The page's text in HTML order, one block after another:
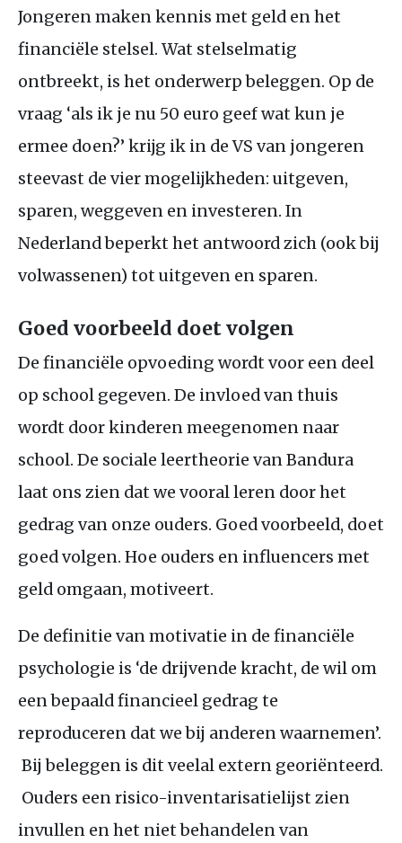
Jongeren maken kennis met geld en het
financiële stelsel. Wat stelselmatig
ontbreekt, is het onderwerp beleggen. Op de
vraag ‘als ik je nu 50 euro geef wat kun je
ermee doen?’ krijg ik in deVS van jongeren
steevast de vier mogelijkheden: uitgeven,
sparen, weggeven en investeren. In
Nederland beperkt het antwoord zich (ook bij
volwassenen) tot uitgeven en sparen.
Goed voorbeeld doet volgen
De financiële opvoeding wordt voor een deel
op school gegeven. De invloed van thuis
wordt door kinderen meegenomen naar
school. De sociale leertheorie van Bandura
laat ons zien dat we vooral leren door het
gedrag van onze ouders. Goed voorbeeld, doet
goed volgen. Hoe ouders en influencers met
geld omgaan, motiveert.
De definitie van motivatie in de financiële
psychologie is ‘de drijvende kracht, de wil om
een ​​bepaald financieel gedrag te
reproduceren dat we bij anderen waarnemen’.
Bij beleggen is dit veelal extern georiënteerd.
Ouders een risico-inventarisatielijst zien
invullen en het niet behandelen van